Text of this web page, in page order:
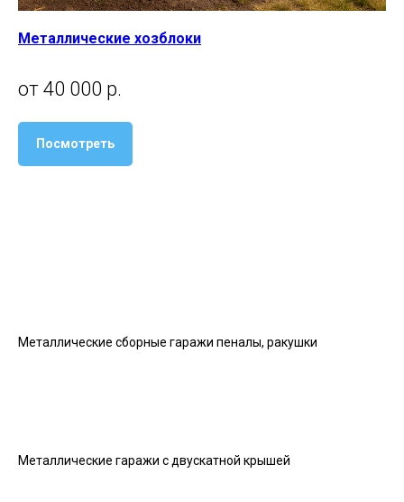
Металлические хозблоки
от 40 000 р.
Посмотреть
Металлические сборные гаражи пеналы, ракушки
Металлические гаражи с двускатной крышей